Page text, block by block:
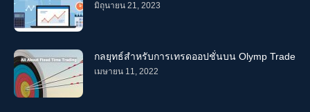
มิถุนายน 21, 2023
กลยุทธ์สำหรับการเทรดออปชั่นบน Olymp Trade
เมษายน 11, 2022